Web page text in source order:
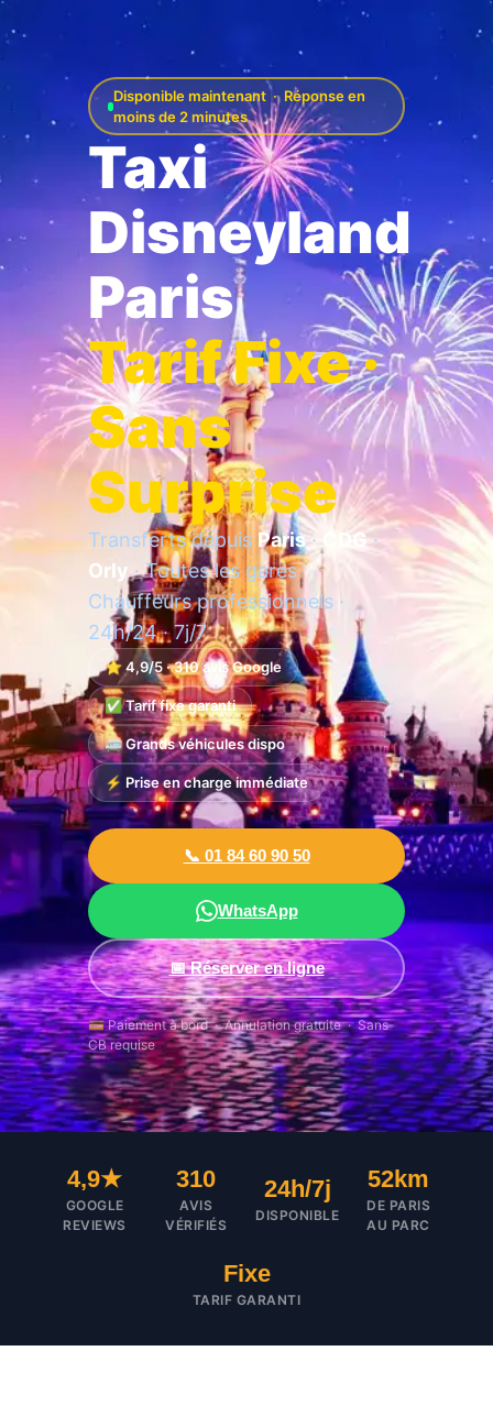
Disponible maintenant · Réponse en
moins de 2 minutes
Taxi
Disneyland
Paris
Tarif Fixe ·
Sans
Surprise
Transferts depuis Paris· CDG·
Orly· Toutes les gares
Chauffeurs professionnels ·
24h/24 · 7j/7
⭐ 4,9/5 · 310 avis Google
✅ Tarif fixe garanti
🚐 Grands véhicules dispo
⚡ Prise en charge immédiate
📞 01 84 60 90 50
WhatsApp
📅 Réserver en ligne
💳 Paiement à bord · Annulation gratuite · Sans
CB requise
4,9★
GOOGLE
REVIEWS
310
AVIS
VÉRIFIÉS
24h/7j
DISPONIBLE
52km
DE PARIS
AU PARC
Fixe
TARIF GARANTI